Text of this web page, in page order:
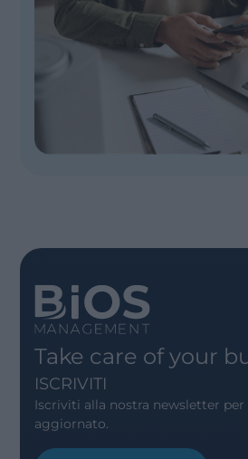
Take care of your
ISCRIVITI
Iscriviti alla nostra newsletter
aggiornato.